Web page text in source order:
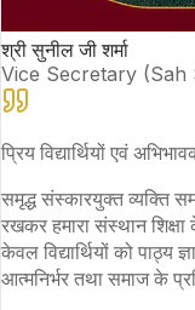
श्री सुनील जी शर्मा
Vice Secretary (Sah
प्रिय विद्यार्थियों एवं
समृद्ध संस्कारयुक्त व्यक्ति
रखकर हमारा संस्थान शिक्षा
केवल विद्यार्थियों को पाठ्य
आत्मनिर्भर तथा समाज के